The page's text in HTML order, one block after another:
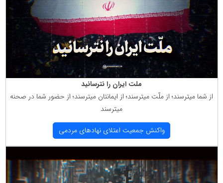
ملت ایران را نترسانید
از شما میترسند؛ از ملّت میترسند؛ از ایمانتان میترسند؛ از حضور شما در صحنه
میترسند
واكنش جمعیت اعتلای نهادهای مردمی